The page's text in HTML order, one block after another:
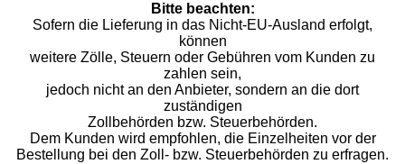
Bitte beachten:
Sofern die Lieferung in das Nicht-EU-Ausland erfolgt,
können
weitere Zölle, Steuern oder Gebühren vom Kunden zu
zahlen sein,
jedoch nicht an den Anbieter, sondern an die dort
zuständigen
Zollbehörden bzw. Steuerbehörden.
Dem Kunden wird empfohlen, die Einzelheiten vor der
Bestellung bei den Zoll- bzw. Steuerbehörden zu erfragen.